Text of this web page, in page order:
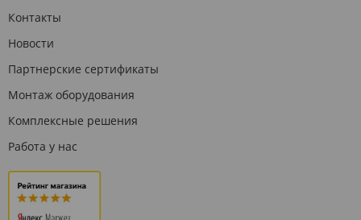
Контакты
Новости
Партнерские сертификаты
Монтаж оборудования
Комплексные решения
Работа у нас